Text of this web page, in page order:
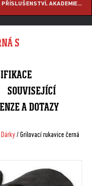
PŘÍSLUŠENSTVÍ, AKADEMIE...
S
SOUVISEJÍCÍ
A DOTAZY
Dárky/ Grilovací rukavice černá